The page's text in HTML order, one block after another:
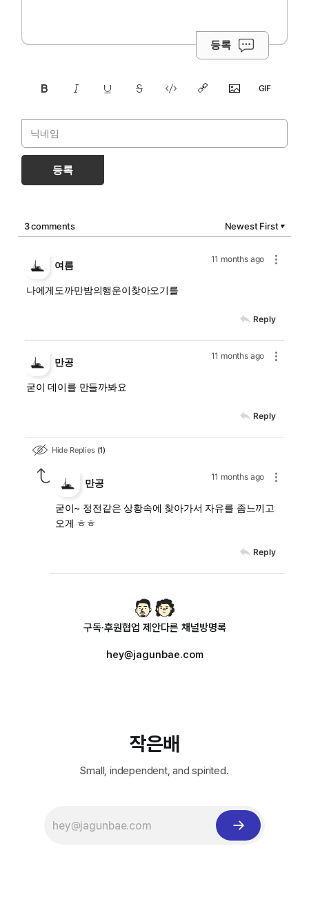
등록
등록
3 comments Newest First ▼
11 months ago
여름
나에게도까만밤의행운이찾아오기를
Reply
11 months ago
만공
굳이 데이를 만들까봐요
Reply
Hide Replies 1
11 months ago
만공
굳이~ 정전같은 상황속에 찾아가서 자유를 좀느끼고
오게 ㅎㅎ
Reply
구독·후원협업 제안다른 채널방명록
hey@jagunbae.com
작은배
Small, independent, and spirited.